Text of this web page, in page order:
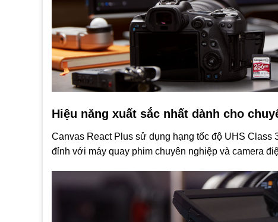
Hiệu năng xuất sắc nhất dành cho
Canvas React Plus sử dụng hạng tốc độ UHS Class
đỉnh với máy quay phim chuyên nghiệp và camera